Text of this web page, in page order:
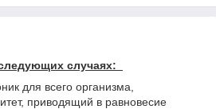
случаях:
для всего организма,
приводящий в равновесие